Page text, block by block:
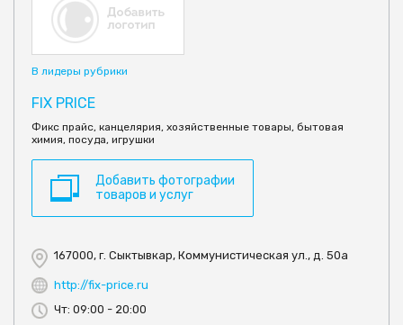
В лидеры рубрики
FIX PRICE
Фикс прайс, канцелярия, хозяйственные товары, бытовая
химия, посуда, игрушки
Добавить фотографии
товаров и услуг
167000, г. Сыктывкар, Коммунистическая ул., д. 50а
http://fix-price.ru
Чт: 09:00 - 20:00